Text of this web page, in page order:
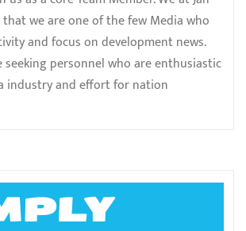
that we are one of the few Media who
and focus on development news.
seeking personnel who are enthusiastic
industry and effort for nation